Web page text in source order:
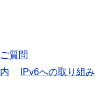
質問
IPv6への取り組み